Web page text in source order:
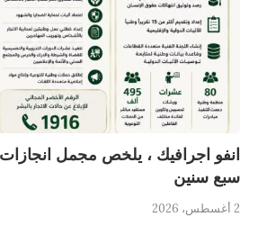
انفو اجرافيك ، يلخص مجمل
سبع سنين
2 أغسطس، 2026